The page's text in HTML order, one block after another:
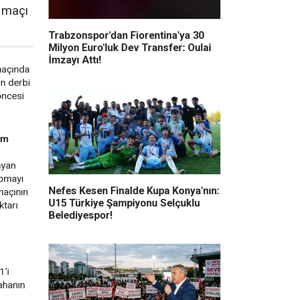
derbi
Trabzonspor'dan Fiorentina'ya 30
Milyon Euro'luk Dev Transfer: Oulai
İmzayı Attı!
Nefes Kesen Finalde Kupa Konya'nın:
U15 Türkiye Şampiyonu Selçuklu
Belediyespor!